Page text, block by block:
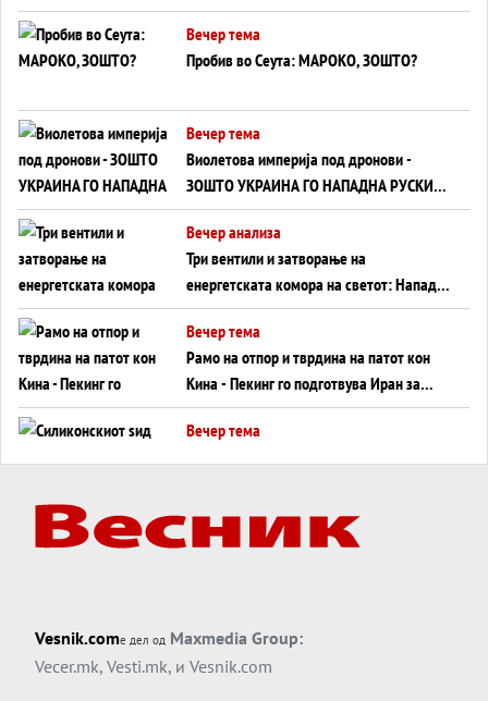
ВНУЦИ ДА ГИ ЗАМЕНАТ
Вечер тема
Пробив во Сеута: МАРОКО, ЗОШТО?
Вечер тема
Виолетова империја под дронови -
ЗОШТО УКРАИНА ГО НАПАДНА РУСКИОТ
WILDBERRIES
Вечер анализа
Три вентили и затворање на
енергетската комора на светот: Нападот
во Суец најавува глобален енергетски
инфаркт?
Вечер тема
Рамо на отпор и тврдина на патот кон
Кина - Пекинг го подготвува Иран за
американска копнена инвазија
Вечер тема
Вечер тема
Трамп тврди дека повторно „разговара“
Вечер тема
ДЛАБОКО УДОЛУ: Сметководствените
трикови што го соборија ЕНРОН ги
Vesnik.comе дел од Maxmedia Group:
Vecer.mk, Vesti.mk, и Vesnik.com